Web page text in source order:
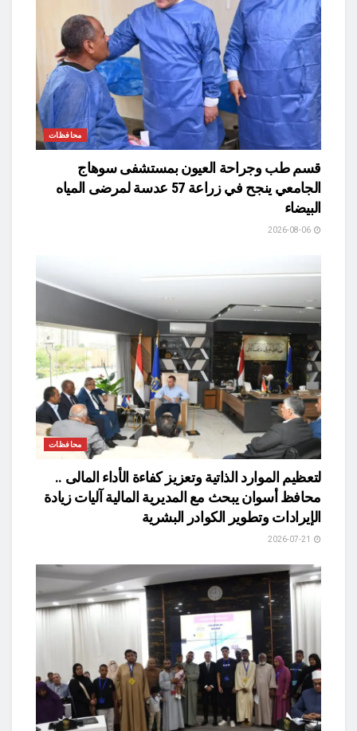
محافظات
قسم طب وجراحة العيون بمستشفى سوهاج
الجامعي ينجح في زراعة 57 عدسة لمرضى المياه
البيضاء
محافظات
لتعظيم الموارد الذاتية وتعزيز كفاءة الأداء المالى ..
محافظ أسوان يبحث مع المديرية المالية آليات زيادة
الإيرادات وتطوير الكوادر البشرية